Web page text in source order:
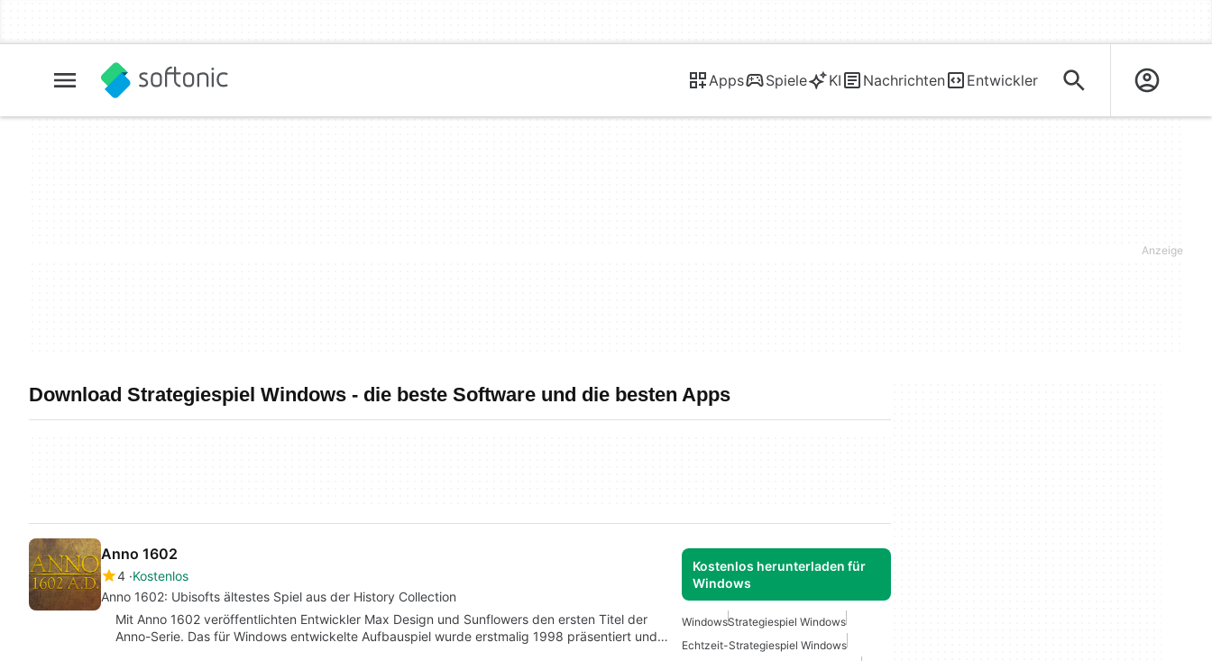
Apps Spiele KI Nachrichten Entwickler
Download Strategiespiel Windows - die beste Software und die besten Apps
Anno 1602
4 Kostenlos
Anno 1602: Ubisofts ältestes Spiel aus der History Collection
Kostenlos herunterladen für
Windows
Mit Anno 1602 veröffentlichten Entwickler Max Design und Sunflowers den ersten Titel der
Anno-Serie. Das für Windows entwickelte Aufbauspiel wurde erstmalig 1998 präsentiert und…
WindowsStrategiespiel Windows
Echtzeit-Strategiespiel Windows